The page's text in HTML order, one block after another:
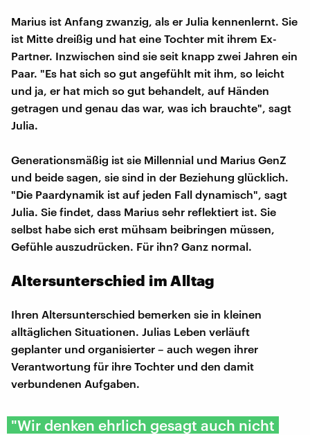
Marius ist Anfang zwanzig, als er Julia kennenlernt. Sie
ist Mitte dreißig und hat eine Tochter mit ihrem Ex-
Partner. Inzwischen sind sie seit knapp zwei Jahren ein
Paar. "Es hat sich so gut angefühlt mit ihm, so leicht
und ja, er hat mich so gut behandelt, auf Händen
getragen und genau das war, was ich brauchte", sagt
Julia.
Generationsmäßig ist sie Millennial und Marius GenZ
und beide sagen, sie sind in der Beziehung glücklich.
"Die Paardynamik ist auf jeden Fall dynamisch", sagt
Julia. Sie findet, dass Marius sehr reflektiert ist. Sie
selbst habe sich erst mühsam beibringen müssen,
Gefühle auszudrücken. Für ihn? Ganz normal.
Altersunterschied im Alltag
Ihren Altersunterschied bemerken sie in kleinen
alltäglichen Situationen. Julias Leben verläuft
geplanter und organisierter – auch wegen ihrer
Verantwortung für ihre Tochter und den damit
verbundenen Aufgaben.
"Wir denken ehrlich gesagt auch nicht